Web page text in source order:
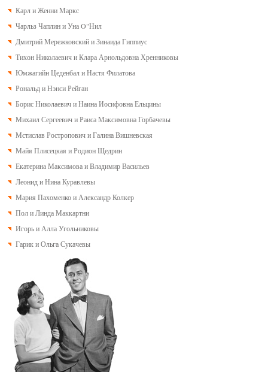
Карл и Женни Маркс
Чарльз Чаплин и Уна O"Нил
Дмитрий Мережковский и Зинаида Гиппиус
Тихон Николаевич и Клара Арнольдовна Хренниковы
Юмжагийн Цеденбал и Настя Филатова
Рональд и Нэнси Рейган
Борис Николаевич и Наина Иосифовна Ельцины
Михаил Сергеевич и Раиса Максимовна Горбачевы
Мстислав Ростропович и Галина Вишневская
Майя Плисецкая и Родион Щедрин
Екатерина Максимова и Владимир Васильев
Леонид и Нина Куравлевы
Мария Пахоменко и Александр Колкер
Пол и Линда Маккартни
Игорь и Алла Угольниковы
Гарик и Ольга Сукачевы